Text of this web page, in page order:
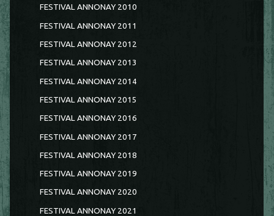
FESTIVAL ANNONAY 2010
FESTIVAL ANNONAY 2011
FESTIVAL ANNONAY 2012
FESTIVAL ANNONAY 2013
FESTIVAL ANNONAY 2014
FESTIVAL ANNONAY 2015
FESTIVAL ANNONAY 2016
FESTIVAL ANNONAY 2017
FESTIVAL ANNONAY 2018
FESTIVAL ANNONAY 2019
FESTIVAL ANNONAY 2020
FESTIVAL ANNONAY 2021